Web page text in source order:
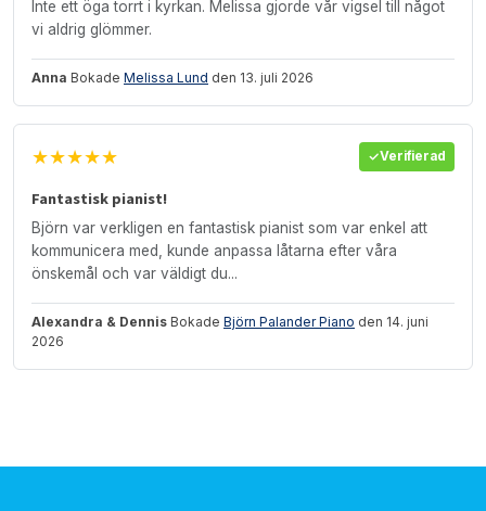
Inte ett öga torrt i kyrkan. Melissa gjorde vår vigsel till något
vi aldrig glömmer.
Anna Bokade Melissa Lund den 13. juli 2026
★★★★★ Verifierad
Fantastisk pianist!
Björn var verkligen en fantastisk pianist som var enkel att
kommunicera med, kunde anpassa låtarna efter våra
önskemål och var väldigt du...
Alexandra & Dennis Bokade Björn Palander Piano den 14. juni
2026